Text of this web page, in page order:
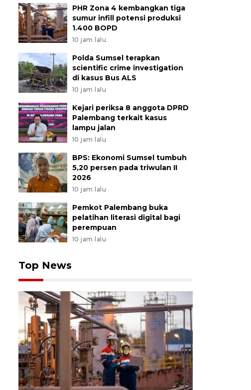
PHR Zona 4 kembangkan tiga
sumur infill potensi produksi
1.400 BOPD
10 jam lalu
Polda Sumsel terapkan
scientific crime investigation
di kasus Bus ALS
10 jam lalu
Kejari periksa 8 anggota DPRD
Palembang terkait kasus
lampu jalan
10 jam lalu
BPS: Ekonomi Sumsel tumbuh
5,20 persen pada triwulan II
2026
10 jam lalu
Pemkot Palembang buka
pelatihan literasi digital bagi
perempuan
10 jam lalu
Top News